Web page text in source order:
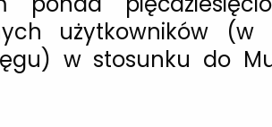
użytkowników
w stosunku do